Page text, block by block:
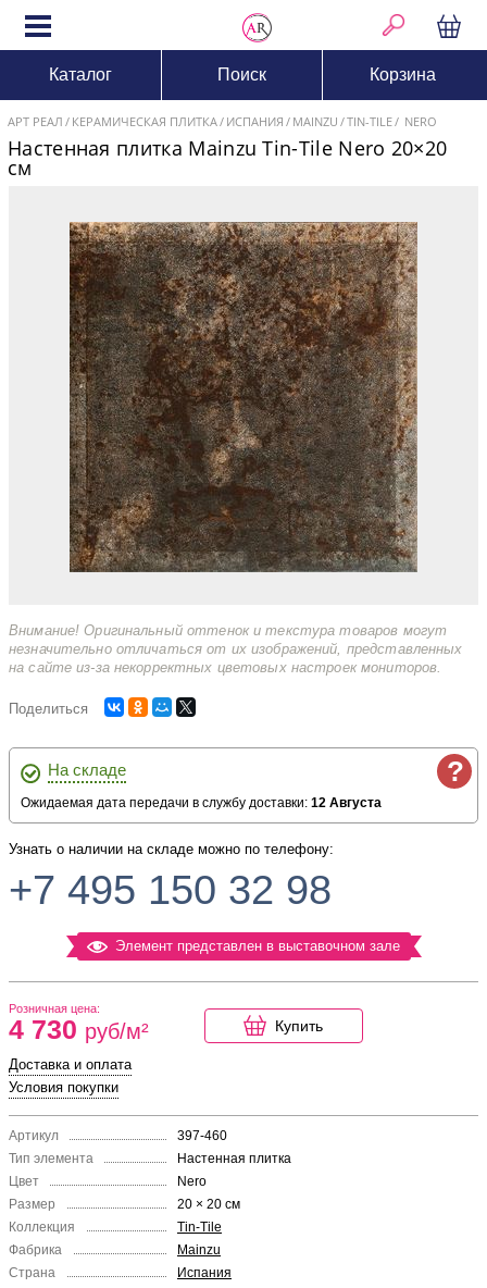
Каталог Поиск Корзина
АРТ РЕАЛ КЕРАМИЧЕСКАЯ ПЛИТКА ИСПАНИЯ MAINZU TIN-TILE NERO
Настенная плитка Mainzu Tin-Tile Nero 20×20
см
Внимание! Оригинальный оттенок и текстура товаров могут
незначительно отличаться от их изображений, представленных
на сайте из-за некорректных цветовых настроек мониторов.
Поделиться
?
На складе
Ожидаемая дата передачи в службу доставки: 12 Августа
Узнать о наличии на складе можно по телефону:
+7 495 150 32 98
Элемент представлен в выставочном зале
Розничная цена:
4 730 руб/м² Купить
Доставка и оплата
Условия покупки
Артикул
397-460
Тип элемента
Настенная плитка
Цвет
Nero
Размер
20 × 20 см
Коллекция
Tin-Tile
Фабрика
Mainzu
Страна
Испания